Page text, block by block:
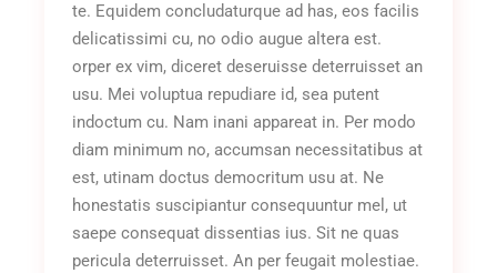
te. Equidem concludaturque ad has, eos facilis
delicatissimi cu, no odio augue altera est.
orper ex vim, diceret deseruisse deterruisset an
usu. Mei voluptua repudiare id, sea putent
indoctum cu. Nam inani appareat in. Per modo
diam minimum no, accumsan necessitatibus at
est, utinam doctus democritum usu at. Ne
honestatis suscipiantur consequuntur mel, ut
saepe consequat dissentias ius. Sit ne quas
pericula deterruisset. An per feugait molestiae.